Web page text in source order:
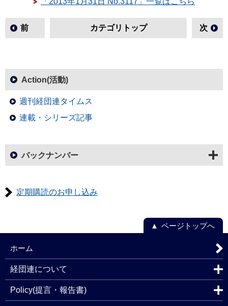
前 カテゴリトップ 次
Action(活動)
週刊経団連タイムス
連載・シリーズ記事
バックナンバー
定期購読のお申し込み
ページトップへ
ホーム
経団連について
Policy(提言・報告書)